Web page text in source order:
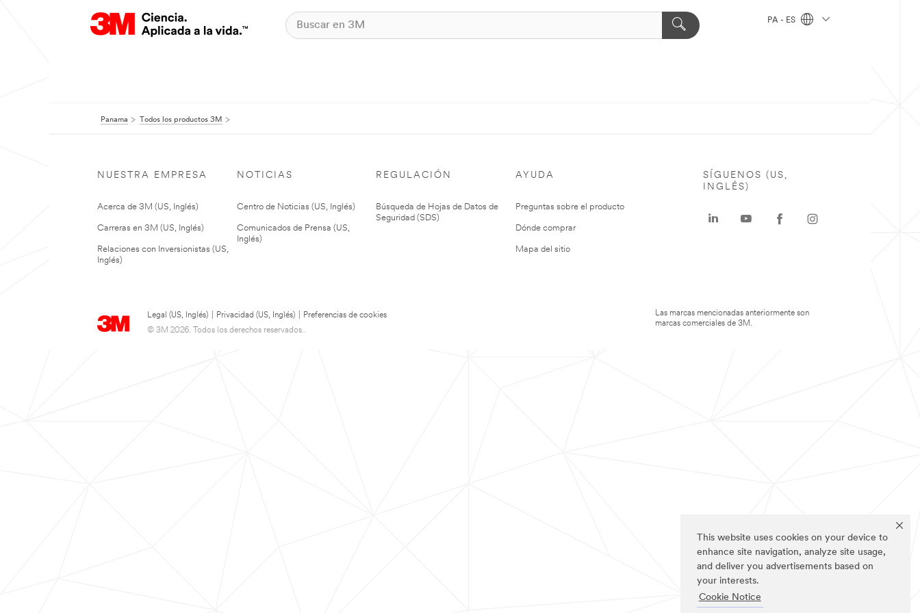
This website uses cookies on your device to
enhance site navigation, analyze site usage,
and deliver you advertisements based on
your interests.
Cookie Notice
PA - ES
Panama Todos los productos 3M
NUESTRA EMPRESA
Acerca de 3M (US, Inglés)
Carreras en 3M (US, Inglés)
Relaciones con Inversionistas (US,
Inglés)
NOTICIAS
Centro de Noticias (US, Inglés)
Comunicados de Prensa (US,
Inglés)
REGULACIÓN
Búsqueda de Hojas de Datos de
Seguridad (SDS)
AYUDA
Preguntas sobre el producto
Dónde comprar
Mapa del sitio
Legal (US, Inglés) Privacidad (US, Inglés)
Preferencias de cookies
© 3M 2026. Todos los derechos reservados..
SÍGUENOS (US,
INGLÉS)
Las marcas mencionadas anteriormente son
marcas comerciales de 3M.